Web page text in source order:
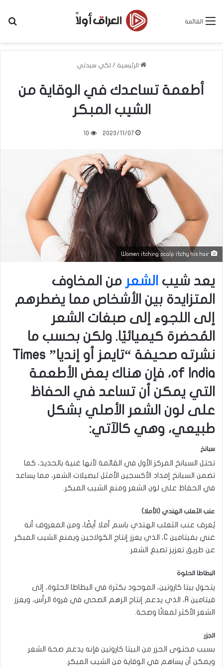
القائمة
الرئيسية / لكي سيدتي
أطعمة تساعدك في الوقاية من
الشيب المبكر
2023/11/07
10
يعد شيب الشعر من المخاوف
المتزايدة بين الأشخاص مما يضطرهم
إلى اللجوء إلى صبغات الشعر
المُحضرة كيميائيًا. ولكن بحسب ما
نشرته صحيفة “تايمز أو إنديا” Times
of India، فإن هناك بعض الأطعمة
التي يمكن أن تساعد في الحفاظ
على لون الشعر الأصلي بشكل
طبيعي، وهي كالآتي:
سبانخ
تحتل السبانخ المركز الأول في القائمة لأنها غنية بالحديد، كما
تضمن السبانخ إمداد الأكسجين الأمثل لبصيلات الشعر، مما يساعد
في الحفاظ على لون الشعر ومنع الشيب المبكر.
عنب الثعلب الهندي (الأملا)
يُعرف عنب الثعلب الهندي باسم أملا أيضًا، ومن المعروف أنه
غني بفيتامين C، الذي يعزز إنتاج الكولاجين ويمنع الشيب المبكر
عن طريق تعزيز تصبغ الشعر.
البطاطا الحلوة
يتحول بيتا كاروتين، الموجود بكثرة في البطاطا الحلوة، إلى
فيتامين A، الذي يدعم إنتاج الزهم الصحي في فروة الرأس، ويعزز
الشعر الأكثر لمعانًا وصحة.
الجزر
بسبب محتوى الجزر من البيتا كاروتين فإنه يدعم صحة الشعر
ويمكن أن يساهم في الوقاية من الشيب المبكر.